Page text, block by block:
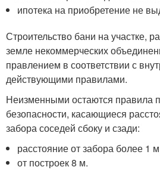
ипотека на приобретение не
Строительство бани на участке,
земле некоммерческих
правлением в соответствии с
действующими правилами.
Неизменными остаются правила
безопасности, касающиеся
забора соседей сбоку и сзади:
расстояние от забора более 1
от построек 8 м.